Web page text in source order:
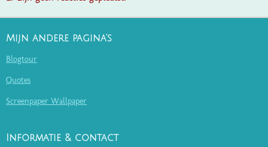
Mijn andere pagina's
Blogtour
Quotes
Screenpaper Wallpaper
Informatie & contact